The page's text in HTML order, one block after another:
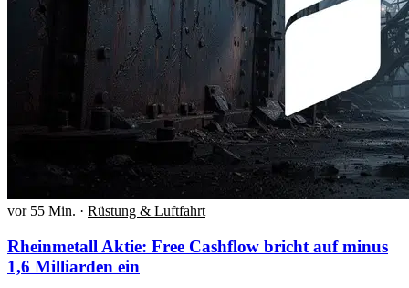
vor 55 Min. · Rüstung & Luftfahrt
Rheinmetall Aktie: Free Cashflow bricht auf minus
1,6 Milliarden ein